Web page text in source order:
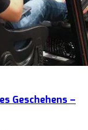
Geschehens –